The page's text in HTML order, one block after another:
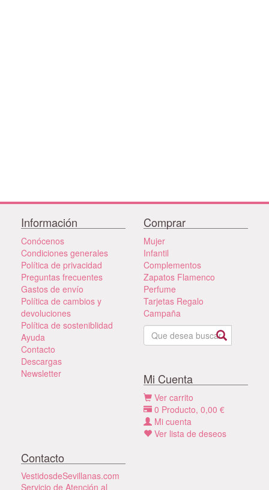
Información
Conócenos
Condiciones generales
Política de privacidad
Preguntas frecuentes
Gastos de envío
Política de cambios y
devoluciones
Política de sosteniblidad
Ayuda
Contacto
Descargas
Newsletter
Comprar
Mujer
Infantil
Complementos
Zapatos Flamenco
Perfume
Tarjetas Regalo
Campaña
Mi Cuenta
Ver carrito
0 Producto, 0,00 €
Mi cuenta
Ver lista de deseos
Contacto
VestidosdeSevillanas.com
Servicio de Atención al